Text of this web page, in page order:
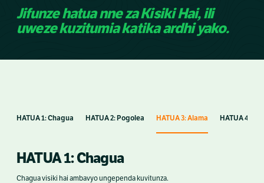
Jifunze hatua nne za Kisiki Hai, ili
uweze kuzitumia katika ardhi yako.
HATUA 1: Chagua HATUA 2: Pogolea HATUA 3: Alama HATUA 4:
HATUA 1: Chagua
Chagua visiki hai ambavyo ungependa kuvitunza.